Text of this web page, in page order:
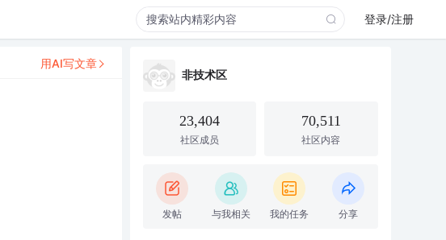
登录/注册
用AI写文章
非技术区
23,404
社区成员
70,511
社区内容
发帖 与我相关 我的任务 分享